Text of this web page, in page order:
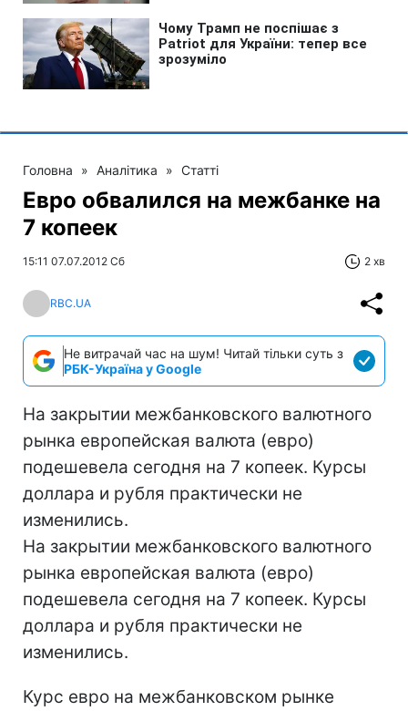
Головна » Аналітика » Статті
Евро обвалился на межбанке на
7 копеек
15:11 07.07.2012 Сб 2 хв
RBC.UA
Не витрачай час на шум! Читай тільки суть з
РБК-Україна у Google
На закрытии межбанковского валютного
рынка европейская валюта (евро)
подешевела сегодня на 7 копеек. Курсы
доллара и рубля практически не
изменились.
На закрытии межбанковского валютного
рынка европейская валюта (евро)
подешевела сегодня на 7 копеек. Курсы
доллара и рубля практически не
изменились.
Курс евро на межбанковском рынке